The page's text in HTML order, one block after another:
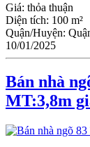
Giá: thỏa thuận
Diện tích: 100 m²
Quận/Huyện:
10/01/2025
Bán nhà
MT:3,8m